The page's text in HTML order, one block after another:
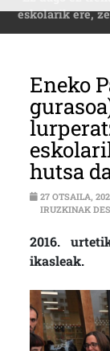
eskolarik ere,
Eneko
hutsa
27 OTSAILA,
IRUZKINAK
2016.
ikasleak.